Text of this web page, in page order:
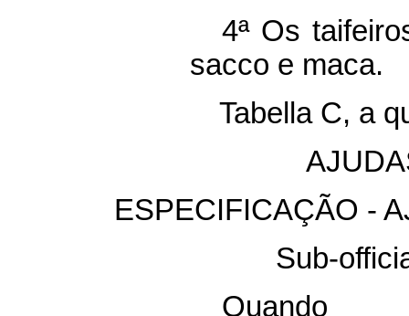
4ª Os
sacco e maca.
Tabella C, a
ESPECIFICAÇÃO -
Sub-
Quando